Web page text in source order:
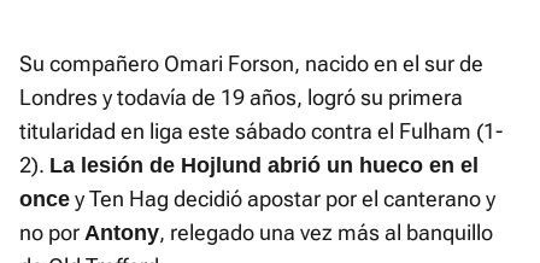
Su compañero Omari Forson, nacido en el sur de
Londres y todavía de 19 años, logró su primera
titularidad en liga este sábado contra el Fulham (1-
2). La lesión de Hojlund abrió un hueco en el
once y Ten Hag decidió apostar por el canterano y
no por Antony, relegado una vez más al banquillo